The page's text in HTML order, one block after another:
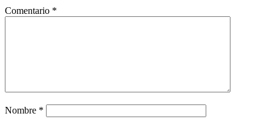
Comentario *
Nombre *